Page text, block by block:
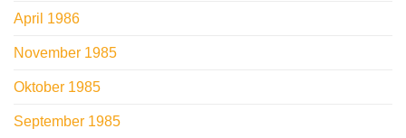
April 1986
November 1985
Oktober 1985
September 1985